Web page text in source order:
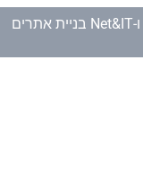
ו-
Net&IT בניית אתרים